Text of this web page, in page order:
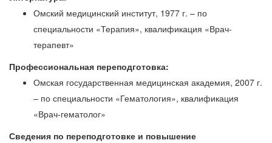
Омский медицинский институт, 1977 г. – по
специальности «Терапия», квалификация «Врач-
терапевт»
Профессиональная переподготовка:
Омская государственная медицинская академия, 2007 г.
– по специальности «Гематология», квалификация
«Врач-гематолог»
Сведения по переподготовке и повышение